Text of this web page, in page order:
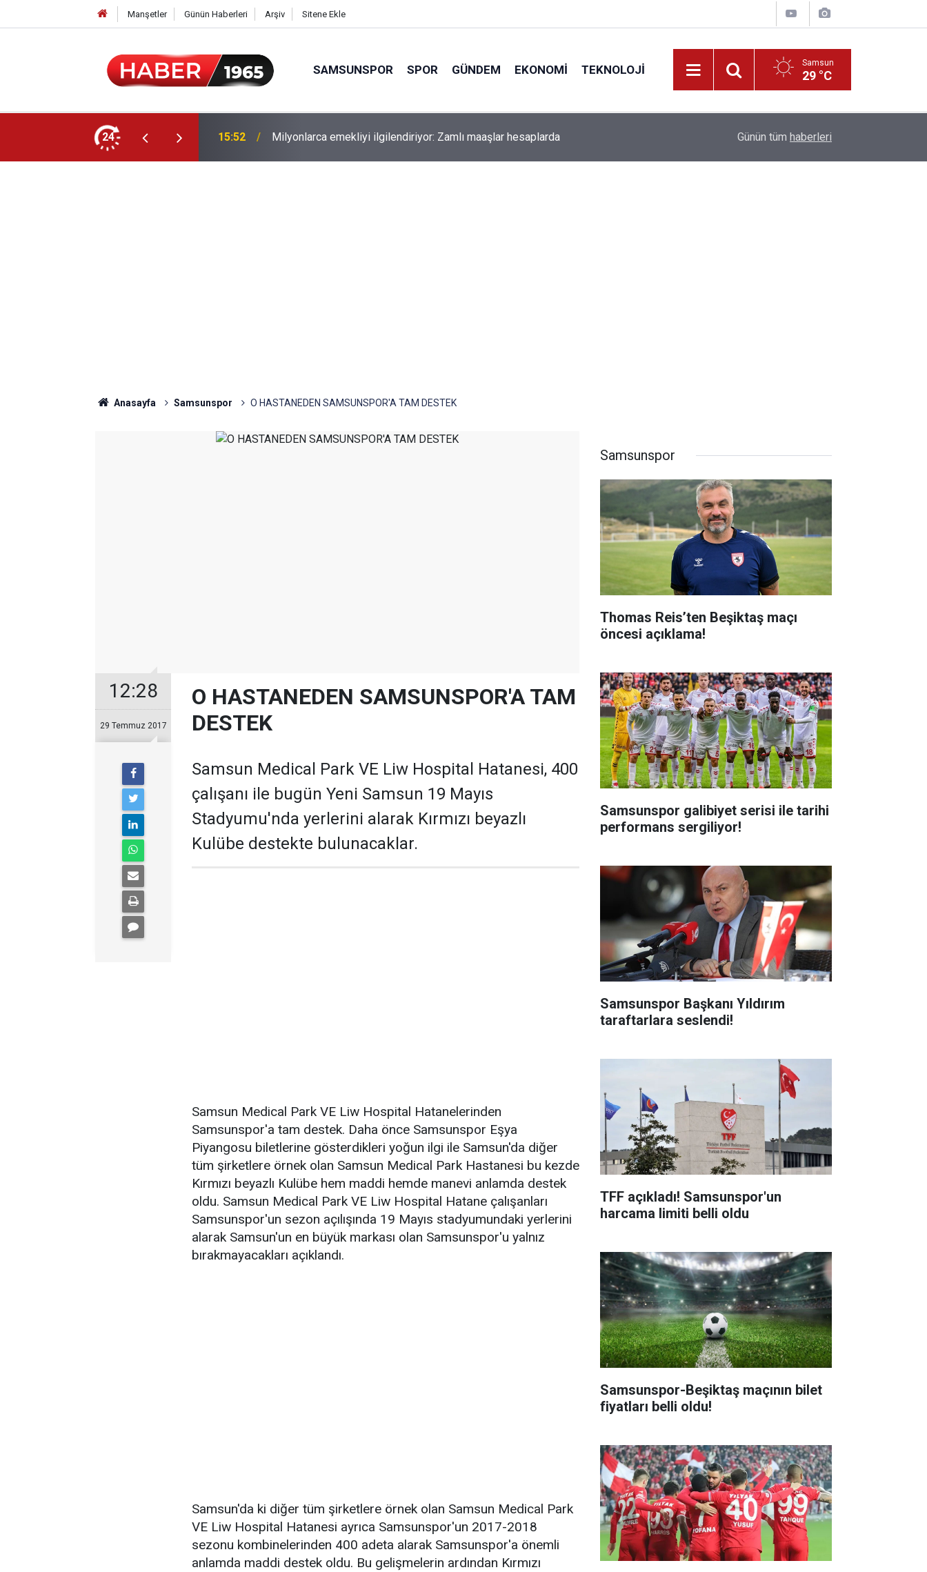
Manşetler Günün Haberleri Arşiv Sitene Ekle
SAMSUNSPOR SPOR GÜNDEM EKONOMI TEKNOLOJI Samsun
29 °C
24 15:52 Milyonlarca emekliyi ilgilendiriyor: Zamlı maaşlar hesaplarda Fahiş fiyatlar nedeniyle işletmelere 101 milyon
Günün tüm haberleri
Anasayfa Samsunspor O HASTANEDEN SAMSUNSPOR'A TAM DESTEK
12:28
29 Temmuz 2017
O HASTANEDEN SAMSUNSPOR'A TAM
DESTEK
Samsun Medical Park VE Liw Hospital Hatanesi, 400
çalışanı ile bugün Yeni Samsun 19 Mayıs
Stadyumu'nda yerlerini alarak Kırmızı beyazlı
Kulübe destekte bulunacaklar.
Samsun Medical Park VE Liw Hospital Hatanelerinden
Samsunspor'a tam destek. Daha önce Samsunspor Eşya
Piyangosu biletlerine gösterdikleri yoğun ilgi ile Samsun'da diğer
tüm şirketlere örnek olan Samsun Medical Park Hastanesi bu kezde
Kırmızı beyazlı Kulübe hem maddi hemde manevi anlamda destek
oldu. Samsun Medical Park VE Liw Hospital Hatane çalışanları
Samsunspor'un sezon açılışında 19 Mayıs stadyumundaki yerlerini
alarak Samsun'un en büyük markası olan Samsunspor'u yalnız
bırakmayacakları açıklandı.
Samsun'da ki diğer tüm şirketlere örnek olan Samsun Medical Park
VE Liw Hospital Hatanesi ayrıca Samsunspor'un 2017-2018
sezonu kombinelerinden 400 adeta alarak Samsunspor'a önemli
anlamda maddi destek oldu. Bu gelişmelerin ardından Kırmızı
Samsunspor
Thomas Reis’ten Beşiktaş maçı
öncesi açıklama!
Samsunspor galibiyet serisi ile tarihi
performans sergiliyor!
Samsunspor Başkanı Yıldırım
taraftarlara seslendi!
TFF açıkladı! Samsunspor'un
harcama limiti belli oldu
Samsunspor-Beşiktaş maçının bilet
fiyatları belli oldu!